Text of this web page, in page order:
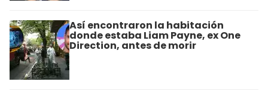
Así encontraron la habitación
donde estaba Liam Payne, ex One
Direction, antes de morir